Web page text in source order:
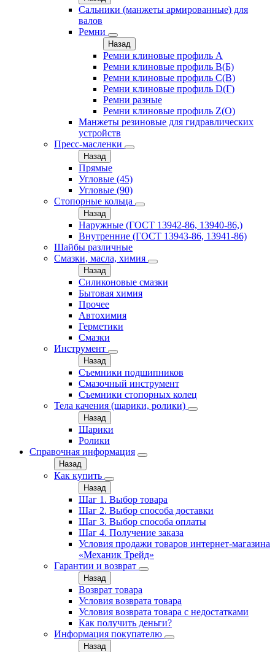
Сальники (манжеты армированные) для
валов
Ремни
Назад
Ремни клиновые профиль A
Ремни клиновые профиль B(Б)
Ремни клиновые профиль C(В)
Ремни клиновые профиль D(Г)
Ремни разные
Ремни клиновые профиль Z(О)
Манжеты резиновые для гидравлических
устройств
Пресс-масленки
Назад
Прямые
Угловые (45)
Угловые (90)
Стопорные кольца
Назад
Наружные (ГОСТ 13942-86, 13940-86,)
Внутренние (ГОСТ 13943-86, 13941-86)
Шайбы различные
Смазки, масла, химия
Назад
Силиконовые смазки
Бытовая химия
Прочее
Автохимия
Герметики
Смазки
Инструмент
Назад
Съемники подшипников
Смазочный инструмент
Съемники стопорных колец
Тела качения (шарики, ролики)
Назад
Шарики
Ролики
Справочная информация
Назад
Как купить
Назад
Шаг 1. Выбор товара
Шаг 2. Выбор способа доставки
Шаг 3. Выбор способа оплаты
Шаг 4. Получение заказа
Условия продажи товаров интернет-магазина
«Механик Трейд»
Гарантии и возврат
Назад
Возврат товара
Условия возврата товара
Условия возврата товара с недостатками
Как получить деньги?
Информация покупателю
Назад